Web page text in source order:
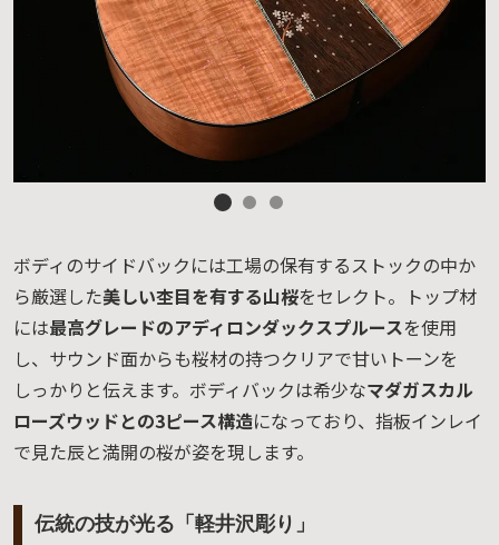
ボディのサイドバックには工場の保有するストックの中か
ら厳選した美しい杢目を有する山桜をセレクト。トップ材
には最高グレードのアディロンダックスプルースを使用
し、サウンド面からも桜材の持つクリアで甘いトーンを
しっかりと伝えます。ボディバックは希少なマダガスカル
ローズウッドとの3ピース構造になっており、指板インレイ
で見た辰と満開の桜が姿を現します。
伝統の技が光る「軽井沢彫り」